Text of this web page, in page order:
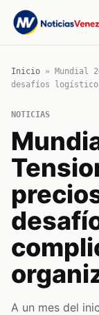
Inicio » Mundial
desafíos
NOTICIAS
A un mes del